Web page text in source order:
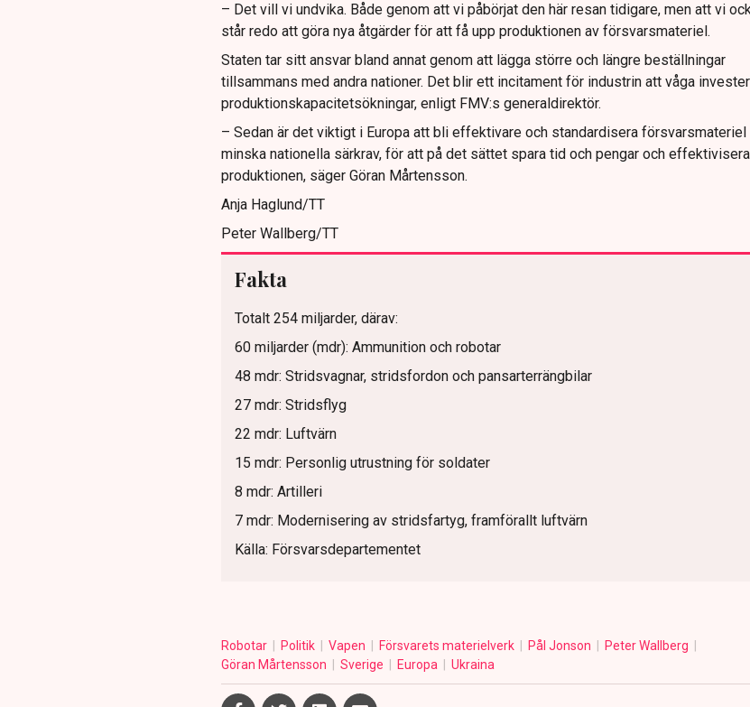
– Det vill vi undvika. Både genom att vi påbörjat den här resan tidigare, men att vi
står redo att göra nya åtgärder för att få upp produktionen av försvarsmateriel.
Staten tar sitt ansvar bland annat genom att lägga större och längre beställningar
tillsammans med andra nationer. Det blir ett incitament för industrin att våga
produktionskapacitetsökningar, enligt FMV:s generaldirektör.
– Sedan är det viktigt i Europa att bli effektivare och standardisera försvarsmateriel
minska nationella särkrav, för att på det sättet spara tid och pengar och effektivisera
produktionen, säger Göran Mårtensson.
Anja Haglund/TT
Peter Wallberg/TT
Fakta
Totalt 254 miljarder, därav:
60 miljarder (mdr): Ammunition och robotar
48 mdr: Stridsvagnar, stridsfordon och pansarterrängbilar
27 mdr: Stridsflyg
22 mdr: Luftvärn
15 mdr: Personlig utrustning för soldater
8 mdr: Artilleri
7 mdr: Modernisering av stridsfartyg, framförallt luftvärn
Källa: Försvarsdepartementet
Robotar Politik Vapen Försvarets materielverk Pål Jonson
Peter Wallberg
Göran Mårtensson
Sverige Europa Ukraina